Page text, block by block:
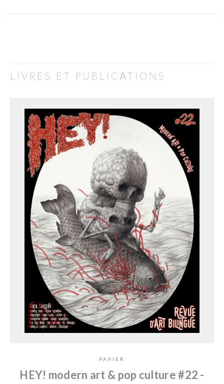
LIVRES ET PUBLICATIONS
PAPIER
HEY! modern art & pop culture #22 -